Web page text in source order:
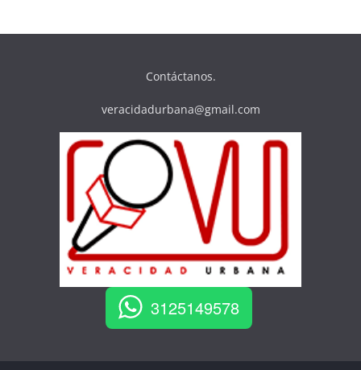
Contáctanos.
veracidadurbana@gmail.com
3125149578